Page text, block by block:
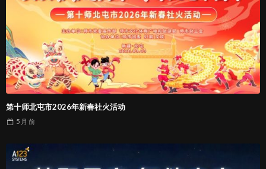
第十师北屯市2026年新春社火活动
5 月 前